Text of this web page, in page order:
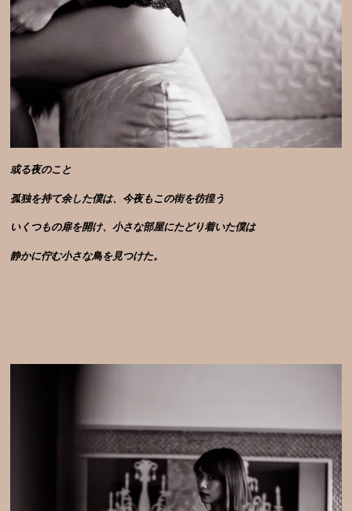
或る夜のこと
孤独を持て余した僕は、今夜もこの街を彷徨う
いくつもの扉を開け、小さな部屋にたどり着いた僕は
静かに佇む小さな鳥を見つけた。